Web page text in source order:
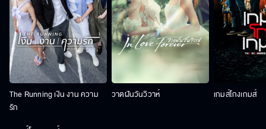
The Running เงิน งาน ความ
รัก
วาดฝันวันวิวาห์ เกมส์โกงเกมส์